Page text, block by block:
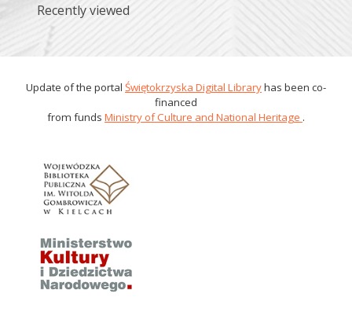
Recently viewed
Update of the portal Świętokrzyska Digital Libraryhas been co-
financed
from funds Ministry of Culture and National Heritage .